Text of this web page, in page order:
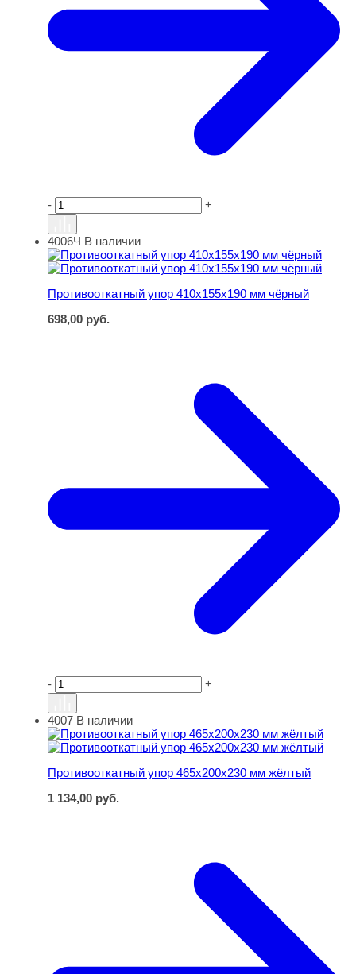
- +
Противооткатный упор 410х155х190 мм чёрный
4006Ч В наличии
Противооткатный упор 410х155х190 мм чёрный
698,00 руб.
- +
Противооткатный упор 465х200х230 мм жёлтый
4007 В наличии
Противооткатный упор 465х200х230 мм жёлтый
1 134,00 руб.